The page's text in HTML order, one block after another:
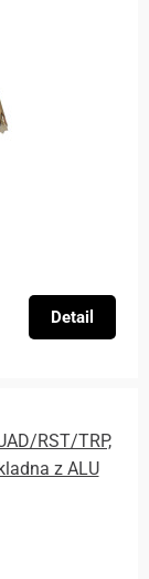
Detail
RST/TRP,
z ALU